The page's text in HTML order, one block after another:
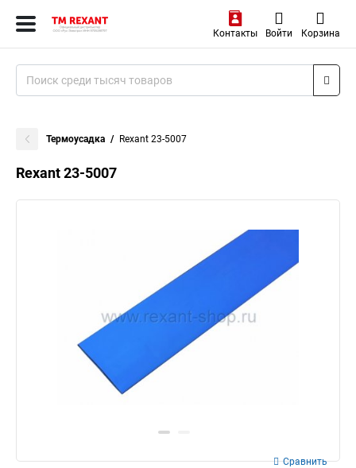
Контакты Войти Корзина
Термоусадка Rexant 23-5007
Rexant 23-5007
Сравнить